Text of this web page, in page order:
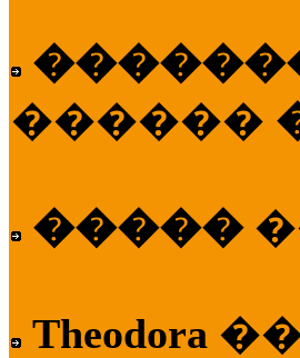
������
�����
Theodora